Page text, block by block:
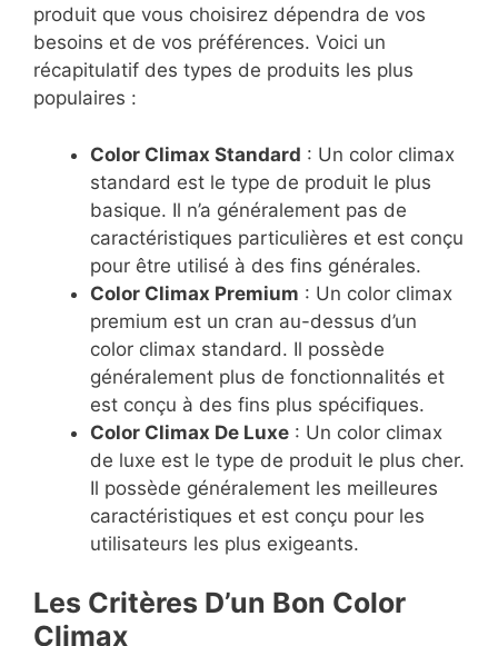
produit que vous choisirez dépendra de vos
besoins et de vos préférences. Voici un
récapitulatif des types de produits les plus
populaires :
Color Climax Standard : Un color climax
standard est le type de produit le plus
basique. Il n’a généralement pas de
caractéristiques particulières et est conçu
pour être utilisé à des fins générales.
Color Climax Premium : Un color climax
premium est un cran au-dessus d’un
color climax standard. Il possède
généralement plus de fonctionnalités et
est conçu à des fins plus spécifiques.
Color Climax De Luxe : Un color climax
de luxe est le type de produit le plus cher.
Il possède généralement les meilleures
caractéristiques et est conçu pour les
utilisateurs les plus exigeants.
Les Critères D’un Bon Color
Climax